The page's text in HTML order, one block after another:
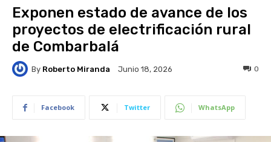
Exponen estado de avance de los
proyectos de electrificación rural
de Combarbalá
By Roberto Miranda Junio 18, 2026 0
Facebook Twitter WhatsApp